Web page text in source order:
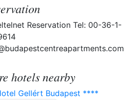
Reservation Tel: 00-36-1-
hotels nearby
Gellért Budapest ****